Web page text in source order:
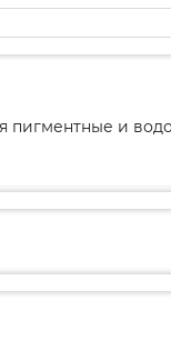
пигментные и